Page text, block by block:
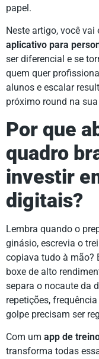
papel.
Neste artigo, você vai
aplicativo para
ser diferencial e se
quem quer
alunos e escalar
próximo round na
Por que
quadro
investir
digitais?
Lembra quando o
ginásio, escrevia o
copiava tudo à mão?
boxe de alto
separa o nocaute da
repetições,
golpe precisam ser
Com um app de
transforma todas